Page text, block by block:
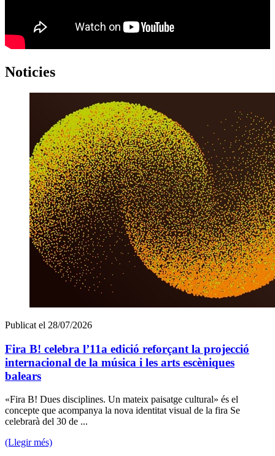
Noticies
Publicat el 28/07/2026
Fira B! celebra l’11a edició reforçant la projecció
internacional de la música i les arts escèniques
balears
«Fira B! Dues disciplines. Un mateix paisatge cultural» és el
concepte que acompanya la nova identitat visual de la fira Se
celebrarà del 30 de ...
(Llegir més)